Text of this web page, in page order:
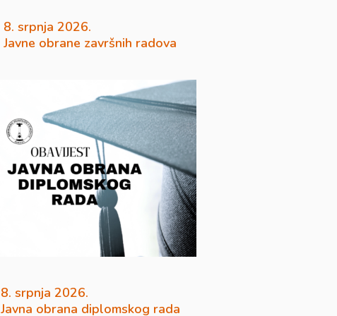
8. srpnja 2026.
Javne obrane završnih radova
8. srpnja 2026.
Javna obrana diplomskog rada